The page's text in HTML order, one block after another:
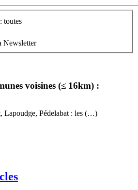
toutes
Newsletter
voisines (≤ 16km) :
Lapoudge, Pédelabat : les (…)